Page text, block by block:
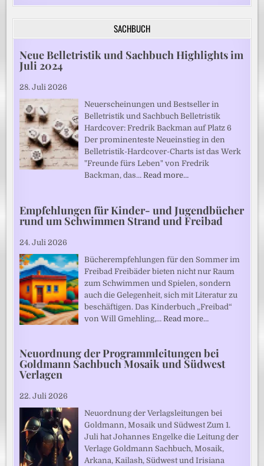
SACHBUCH
Neue Belletristik und Sachbuch Highlights im
Juli 2024
28. Juli 2026
Neuerscheinungen und Bestseller in
Belletristik und Sachbuch Belletristik
Hardcover: Fredrik Backman auf Platz 6
Der prominenteste Neueinstieg in den
Belletristik-Hardcover-Charts ist das Werk
"Freunde fürs Leben" von Fredrik
Backman, das…Read more…
Empfehlungen für Kinder- und Jugendbücher
rund um Schwimmen Strand und Freibad
24. Juli 2026
Bücherempfehlungen für den Sommer im
Freibad Freibäder bieten nicht nur Raum
zum Schwimmen und Spielen, sondern
auch die Gelegenheit, sich mit Literatur zu
beschäftigen. Das Kinderbuch „Freibad“
von Will Gmehling,…Read more…
Neuordnung der Programmleitungen bei
Goldmann Sachbuch Mosaik und Südwest
Verlagen
22. Juli 2026
Neuordnung der Verlagsleitungen bei
Goldmann, Mosaik und Südwest Zum 1.
Juli hat Johannes Engelke die Leitung der
Verlage Goldmann Sachbuch, Mosaik,
Arkana, Kailash, Südwest und Irisiana